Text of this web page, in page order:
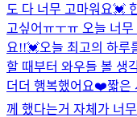
도 다 너무 고마워요💓
고싶어ㅠㅜㅠ 오늘 너
요!!💓오늘 최고의 하루
할 때부터 와우들 볼 생
더더 행복했어요❤️짧은
께 했다는거 자체가 너